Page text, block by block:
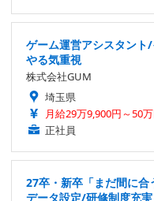
ゲーム運営アシスタン
やる気重視
株式会社GUM
埼玉県
月給29万9,900円～50
正社員
27卒・新卒「まだ間に
データ設定/研修制度充実